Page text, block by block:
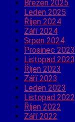
Březen 2025
Leden 2025
Říjen 2024
Září 2024
Srpen 2024
Prosinec 2023
Listopad 2023
Říjen 2023
Září 2023
Leden 2023
Listopad 2022
Říjen 2022
Září 2022